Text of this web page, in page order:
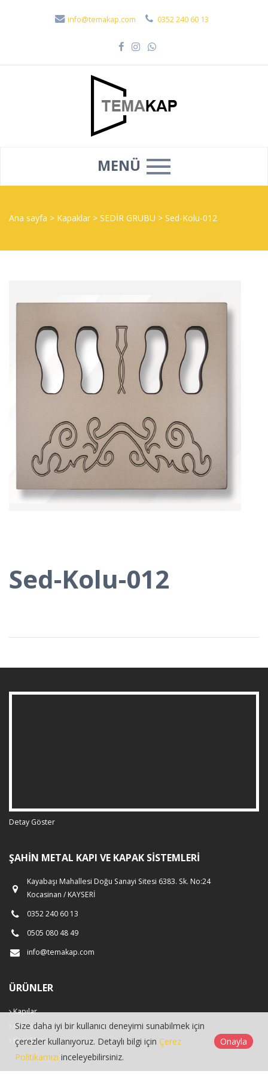
info@temakap.com 0352 240 60 13
MENÜ
Ana sayfa > Kapaklar > SEDİR GRUBU > Sed-Kolu-012
Sed-Kolu-012
Detay Göster
ŞAHIN METAL KAPI VE KAPAK SISTEMLERI
Kayabaşı Mahallesi Doğu Sanayi Sitesi 6383. Sk. No:24
Kocasinan / KAYSERİ
0352 240 60 13
0505 080 48 49
info@temakap.com
ÜRÜNLER
Kapılar
Alüminyum
Kapaklar
Size daha iyi bir kullanıcı deneyimi sunabilmek için
çerezler kullanıyoruz. Detaylı bilgi için Çerez
Politikamızı inceleyebilirsiniz.
Onayla